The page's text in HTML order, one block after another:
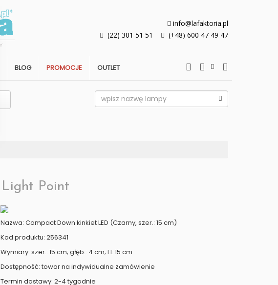
info@lafaktoria.pl
(22) 301 51 51
(+48) 600 47 49 47
BLOG PROMOCJE OUTLET
Light Point
Nazwa: Compact Down kinkiet LED (Czarny, szer.: 15 cm)
Kod produktu: 256341
Wymiary: szer.: 15 cm; głęb.: 4 cm; H: 15 cm
Dostępność: towar na indywidualne zamówienie
Termin dostawy: 2-4 tygodnie